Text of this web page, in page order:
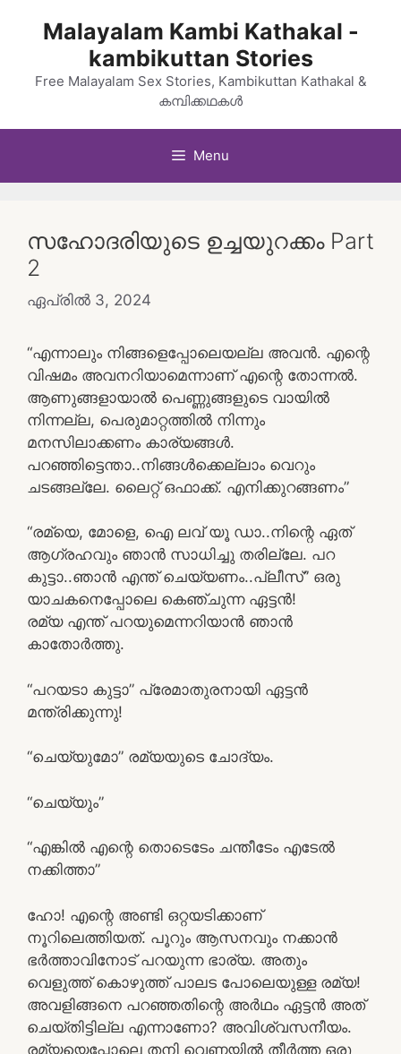
Malayalam Kambi Kathakal -
kambikuttan Stories
Free Malayalam Sex Stories, Kambikuttan Kathakal &
കമ്പിക്കഥകൾ
Menu
സഹോദരിയുടെ ഉച്ചയുറക്കം Part
2
ഏപ്രിൽ 3, 2024
“എന്നാലും നിങ്ങളെപ്പോലെയല്ല അവന്‍. എന്റെ
വിഷമം അവനറിയാമെന്നാണ് എന്റെ തോന്നല്‍.
ആണുങ്ങളായാല്‍ പെണ്ണുങ്ങളുടെ വായില്‍
നിന്നല്ല, പെരുമാറ്റത്തില്‍ നിന്നും
മനസിലാക്കണം കാര്യങ്ങള്‍.
പറഞ്ഞിട്ടെന്താ..നിങ്ങള്‍ക്കെല്ലാം വെറും
ചടങ്ങല്ലേ. ലൈറ്റ് ഒഫാക്ക്. എനിക്കുറങ്ങണം”
“രമ്യെ, മോളെ, ഐ ലവ് യൂ ഡാ..നിന്റെ ഏത്
ആഗ്രഹവും ഞാന്‍ സാധിച്ചു തരില്ലേ. പറ
കുട്ടാ..ഞാന്‍ എന്ത് ചെയ്യണം..പ്ലീസ്” ഒരു
യാചകനെപ്പോലെ കെഞ്ചുന്ന ഏട്ടന്‍!
രമ്യ എന്ത് പറയുമെന്നറിയാന്‍ ഞാന്‍
കാതോര്‍ത്തു.
“പറയടാ കുട്ടാ” പ്രേമാതുരനായി ഏട്ടന്‍
മന്ത്രിക്കുന്നു!
“ചെയ്യുമോ” രമ്യയുടെ ചോദ്യം.
“ചെയ്യും”
“എങ്കില്‍ എന്റെ തൊടെടേം ചന്തീടേം എടേല്‍
നക്കിത്താ”
ഹോ! എന്റെ അണ്ടി ഒറ്റയടിക്കാണ്
നൂറിലെത്തിയത്. പൂറും ആസനവും നക്കാന്‍
ഭര്‍ത്താവിനോട് പറയുന്ന ഭാര്യ. അതും
വെളുത്ത് കൊഴുത്ത് പാലട പോലെയുള്ള രമ്യ!
അവളിങ്ങനെ പറഞ്ഞതിന്റെ അര്‍ഥം ഏട്ടന്‍ അത്
ചെയ്തിട്ടില്ല എന്നാണോ? അവിശ്വസനീയം.
രമ്യയെപ്പോലെ തനി വെണ്ണയില്‍ തീര്‍ത്ത ഒരു